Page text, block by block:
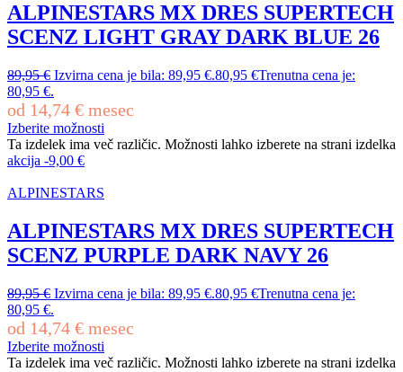
ALPINESTARS MX DRES SUPERTECH
SCENZ LIGHT GRAY DARK BLUE 26
89,95€ Izvirna cena je bila: 89,95 €.80,95 €Trenutna cena je:
80,95 €.
od 14,74 € mesec
Izberite možnosti
Ta izdelek ima več različic. Možnosti lahko izberete na strani izdelka
akcija -9,00 €
ALPINESTARS
ALPINESTARS MX DRES SUPERTECH
SCENZ PURPLE DARK NAVY 26
89,95€ Izvirna cena je bila: 89,95 €.80,95 €Trenutna cena je:
80,95 €.
od 14,74 € mesec
Izberite možnosti
Ta izdelek ima več različic. Možnosti lahko izberete na strani izdelka